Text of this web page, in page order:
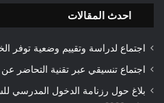
احدث المقالات
اجتماع لدراسة وتقييم وضعية توفر
اجتماع تنسيقي عبر تقنية التحاضر عن
بلاغ حول رزنامة الدخول المدرسي للسنة